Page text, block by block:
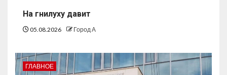
На гнилуху давит
05.08.2026 Город А
ГЛАВНОЕ